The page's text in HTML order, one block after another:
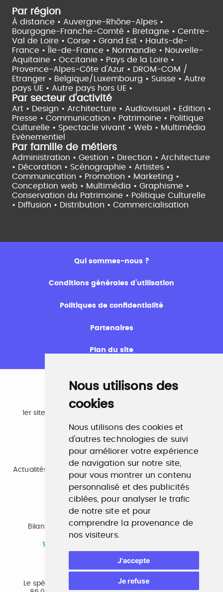
Nous utilisons des
cookies
Nous utilisons des cookies et
d'autres technologies de suivi
pour améliorer votre expérience
de navigation sur notre site,
pour vous montrer un contenu
personnalisé et des publicités
ciblées, pour analyser le trafic
de notre site et pour
comprendre la provenance de
nos visiteurs.
J'accepte
Je refuse
Par région
À distance • Auvergne-Rhône-Alpes •
Bourgogne-Franche-Comté • Bretagne • Centre-
Val de Loire • Corse • Grand Est • Hauts-de-
France •
Île-de-France • Normandie • Nouvelle-
Aquitaine • Occitanie • Pays de la Loire •
Provence-Alpes-Côte d'Azur • DROM-COM /
Etranger • Belgique/Luxembourg • Suisse • Autre
pays UE • Autre pays hors UE •
Par secteur d'activité
Art • Design • Architecture • Audiovisuel • Edition •
Presse • Communication • Patrimoine • Politique
Culturelle • Spectacle vivant • Web • Multimédia
Evènementiel
Par famille de métiers
Administration • Gestion • Direction • Architecture
• Décoration • Scénographie • Artistes •
Communication • Promotion • Marketing •
Conception web • Multimédia • Graphisme •
Conservation du Patrimoine • Politique Culturelle
• Diffusion • Distribution • Commercialisation
Qui sommes-nous ?
Conditions générales d’utilisation
Politiques de confidentialité
Partenaires
Plan du site
Emploi
1er site emploi du secteur culturel 784.000 visites et
www.profilculture.com
Formation
Actualités, guide et annuaire des formations aux métiers
de la culture.
www.profilculture-formation.com
Accompagnement professionnel
Bilan de compétences, coaching, techniques de
recherche d'emploi, entretien conseil.
www.profilculture-competences.com
Le spécialiste du secteur culturel, une cvthèque de